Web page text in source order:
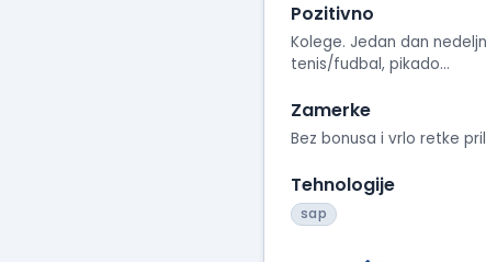
Pozitivno
Kolege. Jedan dan
tenis/fudbal, pikado...
Zamerke
Bez bonusa i vrlo retke
Tehnologije
sap